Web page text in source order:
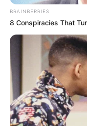
BRAINBERRIES
8 Conspiracies That